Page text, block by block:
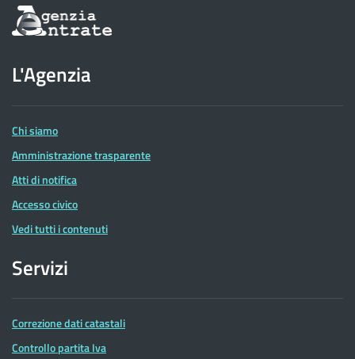
Informazioni
sul
dell'Agenzia
delle
Entrate
L'Agenzia
Chi siamo
Amministrazione trasparente
Atti di notifica
Accesso civico
Vedi tutti i contenuti
Servizi
Correzione dati catastali
Controllo partita Iva